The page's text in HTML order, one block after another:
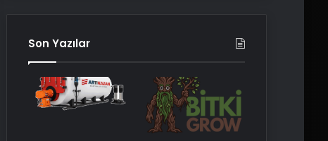
Son Yazılar